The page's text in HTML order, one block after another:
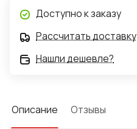
Доступно к заказу
Рассчитать доставку
Нашли дешевле?
Описание Отзывы